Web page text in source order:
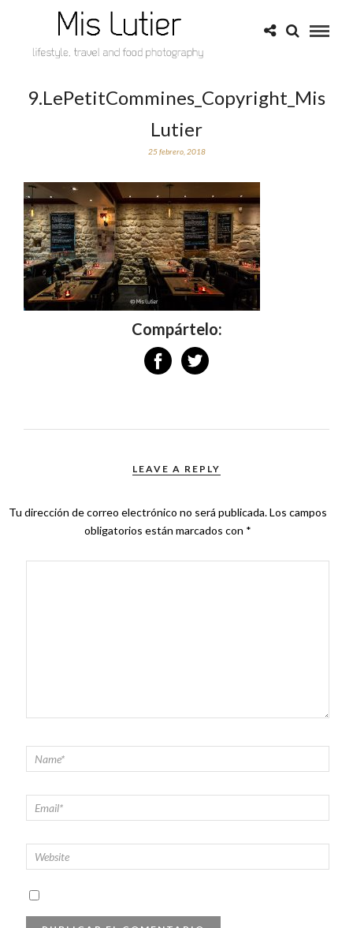
9.LePetitCommines_Copyright_Mis
Lutier
25 febrero, 2018
Compártelo:
LEAVE A REPLY
Tu dirección de correo electrónico no será publicada.Los campos
obligatorios están marcados con *